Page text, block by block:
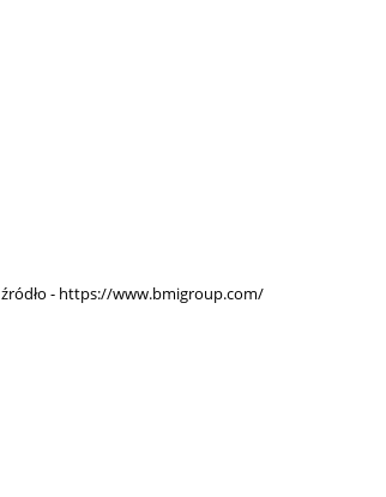
źródło - https://www.bmigroup.com/